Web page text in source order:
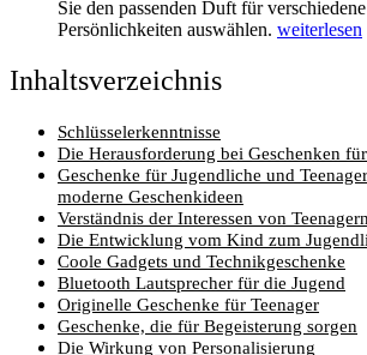
Sie den passenden Duft für
Persönlichkeiten auswählen. weiterlesen
Inhaltsverzeichnis
Schlüsselerkenntnisse
Die Herausforderung bei Geschenken
Geschenke für Jugendliche und
moderne Geschenkideen
Verständnis der Interessen von Teenagern
Die Entwicklung vom Kind zum
Coole Gadgets und Technikgeschenke
Bluetooth Lautsprecher für die Jugend
Originelle Geschenke für Teenager
Geschenke, die für Begeisterung sorgen
Die Wirkung von Personalisierung